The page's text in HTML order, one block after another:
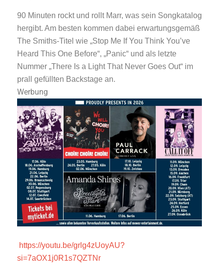
90 Minuten rockt und rollt Marr, was sein Songkatalog
hergibt. Am besten kommen dabei erwartungsgemäß
The Smiths-Titel wie „Stop Me If You Think You’ve
Heard This One Before“, „Panic“ und als letzte
Nummer „There Is a Light That Never Goes Out“ im
prall gefüllten Backstage an.
Werbung
https://youtu.be/grlg4zUoyAU?
si=7aOX1j0R1s7QZTNr